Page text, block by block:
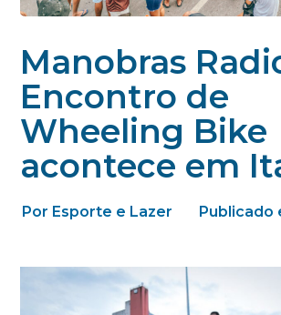
Manobras
Encontro de
Wheeling Bike
acontece em
Por Esporte e Lazer Publicado